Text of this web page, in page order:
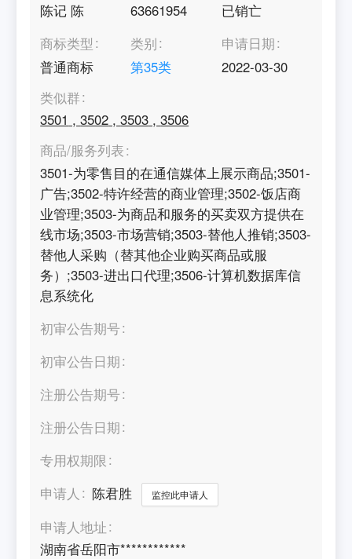
陈记 陈
63661954
已销亡
商标类型
普通商标
类别
第35类
申请日期
2022-03-30
类似群
3501 ,3502 ,3503 ,3506
商品/服务列表
3501-为零售目的在通信媒体上展示商品;3501-
广告;3502-特许经营的商业管理;3502-饭店商
业管理;3503-为商品和服务的买卖双方提供在
线市场;3503-市场营销;3503-替他人推销;3503-
替他人采购（替其他企业购买商品或服
务）;3503-进出口代理;3506-计算机数据库信
息系统化
初审公告期号
初审公告日期
注册公告期号
注册公告日期
专用权期限
申请人
陈君胜 监控此申请人
申请人地址
湖南省岳阳市************